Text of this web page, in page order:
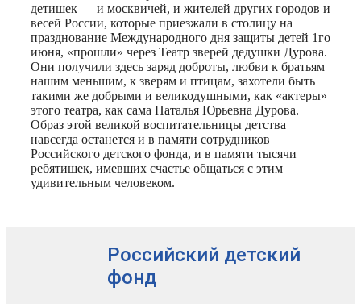
детишек — и москвичей, и жителей других городов и
весей России, которые приезжали в столицу на
празднование Международного дня защиты детей 1го
июня, «прошли» через Театр зверей дедушки Дурова.
Они получили здесь заряд доброты, любви к братьям
нашим меньшим, к зверям и птицам, захотели быть
такими же добрыми и великодушными, как «актеры»
этого театра, как сама Наталья Юрьевна Дурова.
Образ этой великой воспитательницы детства
навсегда останется и в памяти сотрудников
Российского детского фонда, и в памяти тысячи
ребятишек, имевших счастье общаться с этим
удивительным человеком.
Российский детский
фонд